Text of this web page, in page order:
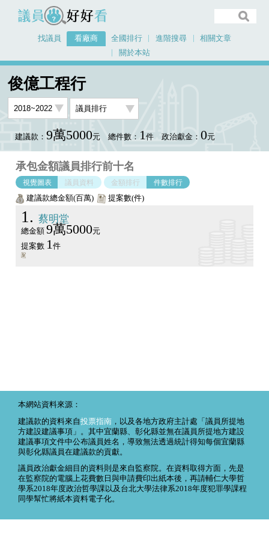
議員好好看
找議員 看廠商 全國排行 進階搜尋
相關文章
關於本站
俊億工程行
建議款： 9萬5000元 總件數： 1件 政治獻金： 0元
承包金額議員排行前十名
視覺圖表 議員資料 金額排行 件數排行
建議款總金額(百萬) 提案數(件)
1 蔡明堂
總金額 9萬5000元
提案數 1件
本網站資料來源：
建議款的資料來自投票指南 ，以及各地方政府主計處「議員所提地
方建設建議事項」。其中宜蘭縣、彰化縣並無在議員所提地方建設
建議事項文件中公布議員姓名，導致無法透過統計得知每個宜蘭縣
與彰化縣議員在建議款的貢獻。
議員政治獻金細目的資料則是來自監察院。在資料取得方面，先是
在監察院的電腦上花費數日與申請費印出紙本後，再請輔仁大學哲
學系2018年度政治哲學課以及台北大學法律系2018年度犯罪學課程
同學幫忙將紙本資料電子化。